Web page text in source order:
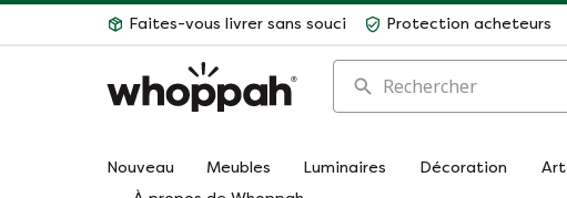
Faites-vous livrer sans souci Protection acheteurs
Rechercher
Nouveau Meubles Luminaires Décoration Art